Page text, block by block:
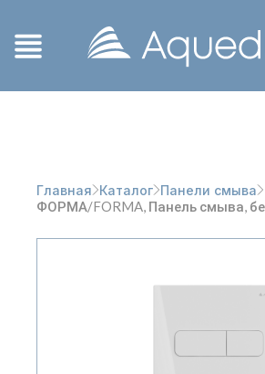
Главная Каталог Панели смыва
ФОРМА/FORMA, Панель смыва,